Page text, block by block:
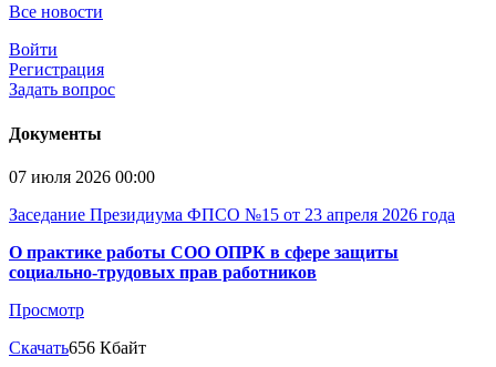
Все новости
Войти
Регистрация
Задать вопрос
Документы
07 июля 2026 00:00
Заседание Президиума ФПСО №15 от 23 апреля 2026 года
О практике работы СОО ОПРК в сфере защиты
социально-трудовых прав работников
Просмотр
Скачать656 Кбайт